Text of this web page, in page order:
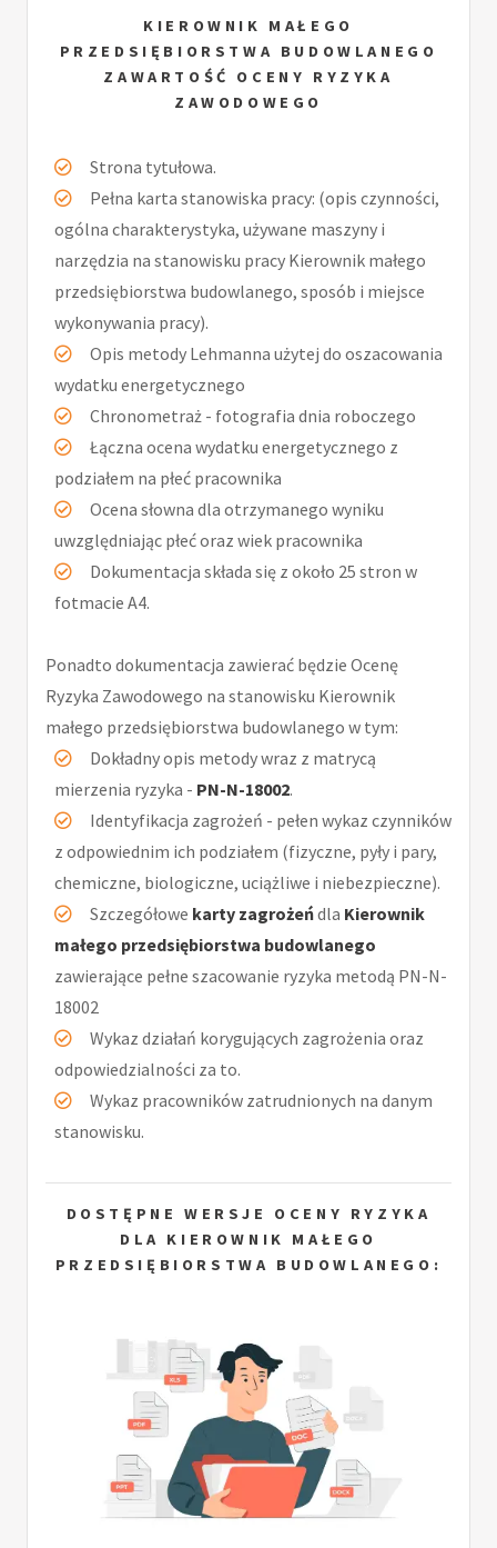
KIEROWNIK MAŁEGO
PRZEDSIĘBIORSTWA BUDOWLANEGO
ZAWARTOŚĆ OCENY RYZYKA
ZAWODOWEGO
Strona tytułowa.
Pełna karta stanowiska pracy: (opis czynności,
ogólna charakterystyka, używane maszyny i
narzędzia na stanowisku pracy Kierownik małego
przedsiębiorstwa budowlanego, sposób i miejsce
wykonywania pracy).
Opis metody Lehmanna użytej do oszacowania
wydatku energetycznego
Chronometraż - fotografia dnia roboczego
Łączna ocena wydatku energetycznego z
podziałem na płeć pracownika
Ocena słowna dla otrzymanego wyniku
uwzględniając płeć oraz wiek pracownika
Dokumentacja składa się z około 25 stron w
fotmacie A4.
Ponadto dokumentacja zawierać będzie Ocenę
Ryzyka Zawodowego na stanowisku Kierownik
małego przedsiębiorstwa budowlanego w tym:
Dokładny opis metody wraz z matrycą
mierzenia ryzyka - PN-N-18002.
Identyfikacja zagrożeń - pełen wykaz czynników
z odpowiednim ich podziałem (fizyczne, pyły i pary,
chemiczne, biologiczne, uciążliwe i niebezpieczne).
Szczegółowe karty zagrożeńdla Kierownik
małego przedsiębiorstwa budowlanego
zawierające pełne szacowanie ryzyka metodą PN-N-
18002
Wykaz działań korygujących zagrożenia oraz
odpowiedzialności za to.
Wykaz pracowników zatrudnionych na danym
stanowisku.
DOSTĘPNE WERSJE OCENY RYZYKA
DLA KIEROWNIK MAŁEGO
PRZEDSIĘBIORSTWA BUDOWLANEGO: